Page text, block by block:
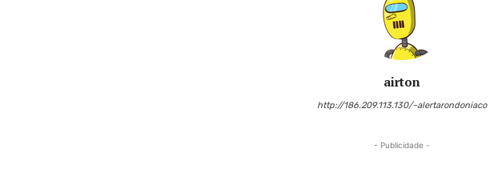
airton
http://186.209.113.130/~alertarondoniaco
- Publicidade -